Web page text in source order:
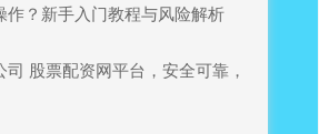
作？新手入门教程与风险解析
股票配资网平台，安全可靠，